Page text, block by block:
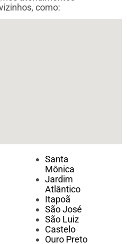
como:
Santa
Mônica
Jardim
Atlântico
Itapoã
São José
São Luiz
Castelo
Ouro Preto